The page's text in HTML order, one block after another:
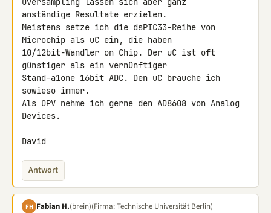
anständige Resultate erzielen.
Meistens setze ich die dsPIC33-Reihe von
Microchip als uC ein, die haben
10/12bit-Wandler on Chip. Der uC ist oft
günstiger als ein vernünftiger
Stand-a1one 16bit ADC. Den uC brauche ich
sowieso immer.
Als OPV nehme ich gerne den AD8608 von Analog
Devices.
David
Antwort
FH Fabian H.(brein)(Firma: Technische Universität Berlin)